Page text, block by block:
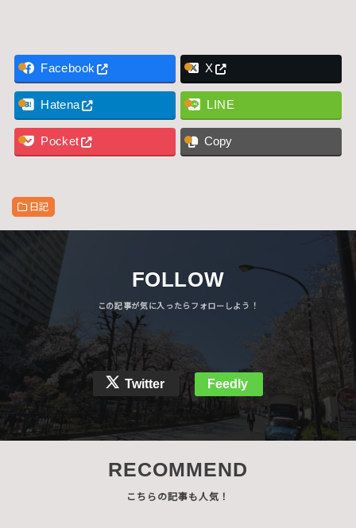
Facebook X
Hatena LINE
Pocket Copy
日記
FOLLOW
Twitter Feedly
RECOMMEND